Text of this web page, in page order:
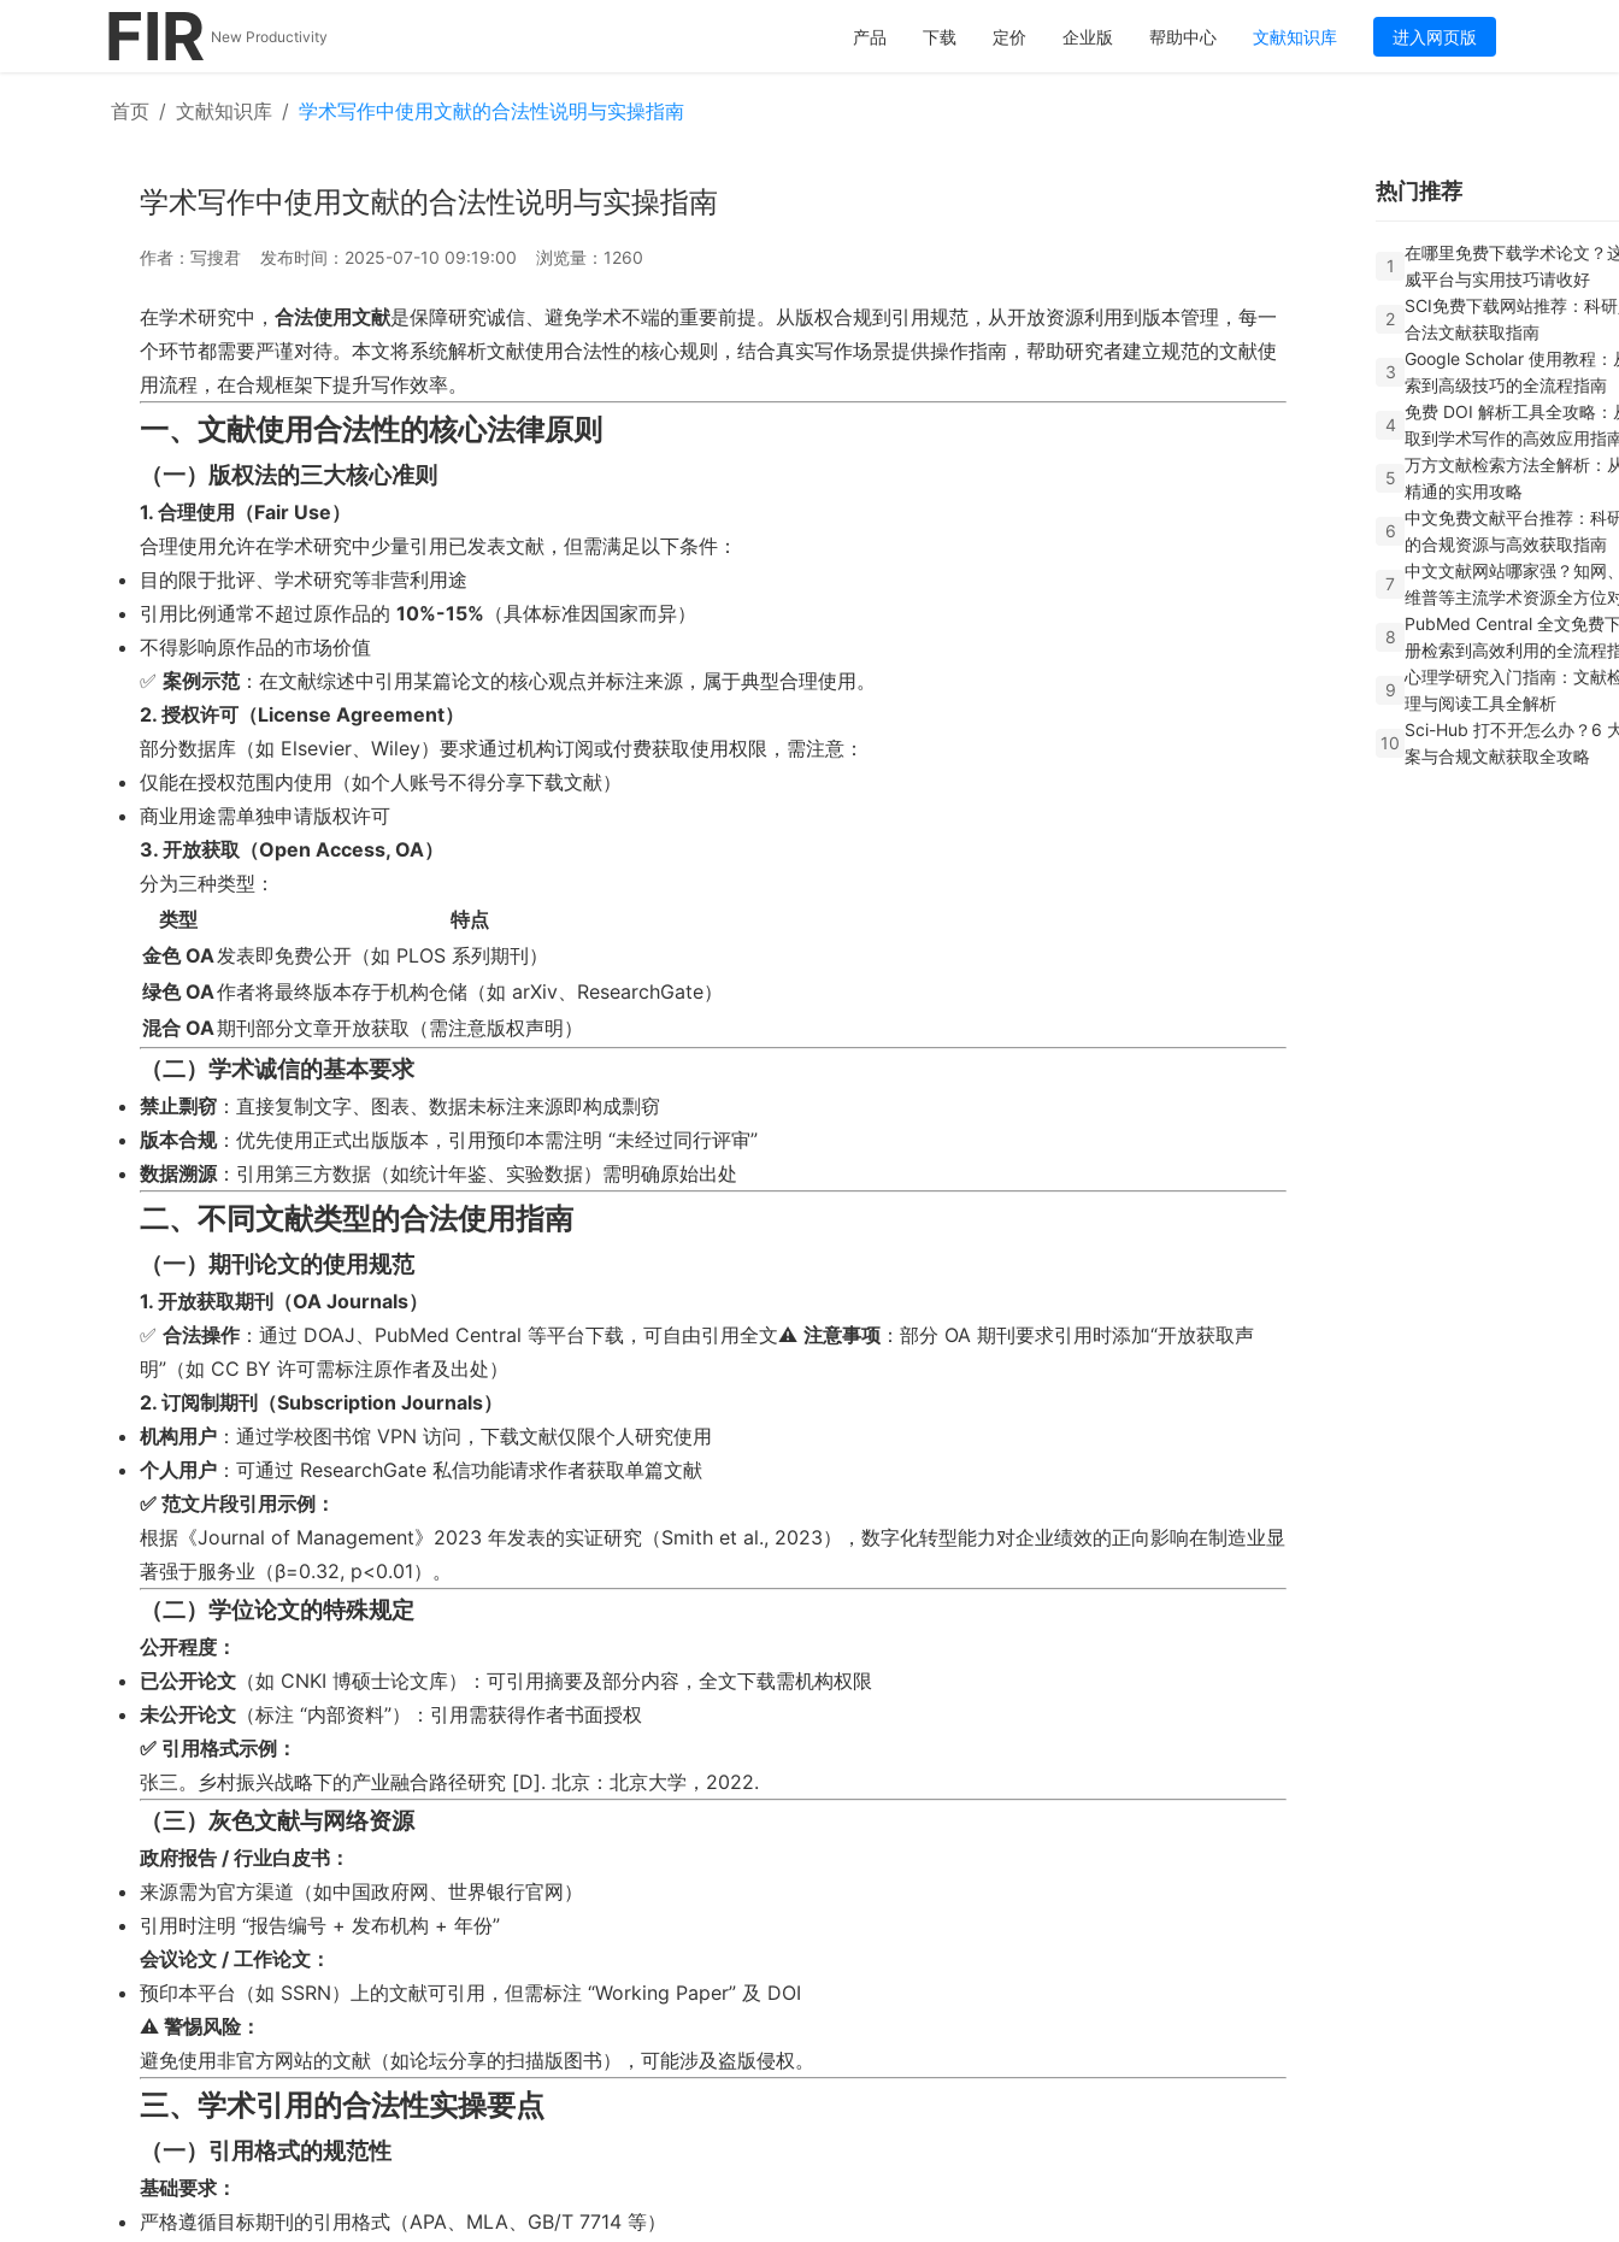
FIR New Productivity 产品 下载 定价 企业版 帮助中心 文献知识库 进入网页版
首页 / 文献知识库 / 学术写作中使用文献的合法性说明与实操指南
学术写作中使用文献的合法性说明与实操指南
作者：写搜君 发布时间：2025-07-10 09:19:00 浏览量：1260
在学术研究中， 合法使用文献是保障研究诚信、避免学术不端的重要前提。从版权合规到引用规范，从开放资源利用到版本管理，每一
个环节都需要严谨对待。本文将系统解析文献使用合法性的核心规则，结合真实写作场景提供操作指南，帮助研究者建立规范的文献使
用流程，在合规框架下提升写作效率。
一、文献使用合法性的核心法律原则
（一）版权法的三大核心准则
1. 合理使用（Fair Use）
合理使用允许在学术研究中少量引用已发表文献，但需满足以下条件：
目的限于批评、学术研究等非营利用途
引用比例通常不超过原作品的 10%-15% （具体标准因国家而异）
不得影响原作品的市场价值
✅ 案例示范：在文献综述中引用某篇论文的核心观点并标注来源，属于典型合理使用。
2. 授权许可（License Agreement）
部分数据库（如 Elsevier、Wiley）要求通过机构订阅或付费获取使用权限，需注意：
仅能在授权范围内使用（如个人账号不得分享下载文献）
商业用途需单独申请版权许可
3. 开放获取（Open Access, OA）
分为三种类型：
类型
特点
金色 OA发表即免费公开（如 PLOS 系列期刊）
绿色 OA作者将最终版本存于机构仓储（如 arXiv、ResearchGate）
混合 OA期刊部分文章开放获取（需注意版权声明）
（二）学术诚信的基本要求
禁止剽窃 ：直接复制文字、图表、数据未标注来源即构成剽窃
版本合规：优先使用正式出版版本，引用预印本需注明 “未经过同行评审”
数据溯源：引用第三方数据（如统计年鉴、实验数据）需明确原始出处
二、不同文献类型的合法使用指南
（一）期刊论文的使用规范
1. 开放获取期刊（OA Journals）
✅ 合法操作 ：通过 DOAJ、 PubMed Central 等平台下载，可自由引用全文⚠️ 注意事项 ：部分 OA 期刊要求引用时添加“开放获取声
明”（如 CC BY 许可需标注原作者及出处）
2. 订阅制期刊（Subscription Journals）
机构用户 ：通过学校图书馆 VPN 访问，下载文献仅限个人研究使用
个人用户 ：可通过 ResearchGate 私信功能请求作者获取单篇文献
✅ 范文片段引用示例：
根据《Journal of Management》2023 年发表的实证研究（Smith et al., 2023），数字化转型能力对企业绩效的正向影响在制造业显
著强于服务业（β=0.32, p<0.01）。
（二）学位论文的特殊规定
公开程度：
已公开论文 （如 CNKI 博硕士论文库）：可引用摘要及部分内容，全文下载需机构权限
未公开论文 （标注 “内部资料”）：引用需获得作者书面授权
✅ 引用格式示例：
张三。乡村振兴战略下的产业融合路径研究 [D]. 北京：北京大学，2022.
（三）灰色文献与网络资源
政府报告 / 行业白皮书：
来源需为官方渠道（如中国政府网、世界银行官网）
引用时注明 “报告编号 + 发布机构 + 年份”
会议论文 / 工作论文：
预印本平台（如 SSRN）上的文献可引用，但需标注 “Working Paper” 及 DOI
⚠️ 警惕风险：
避免使用非官方网站的文献（如论坛分享的扫描版图书），可能涉及盗版侵权。
三、学术引用的合法性实操要点
（一）引用格式的规范性
基础要求：
严格遵循目标期刊的引用格式（APA、MLA、GB/T 7714 等）
热门推荐
1
在哪里免费下载学术论文？
威平台与实用技巧请收好
2
SCI免费下载网站推荐：科
合法文献获取指南
3
Google Scholar 使用教程：
索到高级技巧的全流程指南
4
免费 DOI 解析工具全攻略：
取到学术写作的高效应用指
5
万方文献检索方法全解析：
精通的实用攻略
6
中文免费文献平台推荐：科
的合规资源与高效获取指南
7
中文文献网站哪家强？知网
维普等主流学术资源全方位
8
PubMed Central 全文免费
册检索到高效利用的全流程
9
心理学研究入门指南：文献
理与阅读工具全解析
10
Sci-Hub 打不开怎么办？6
案与合规文献获取全攻略